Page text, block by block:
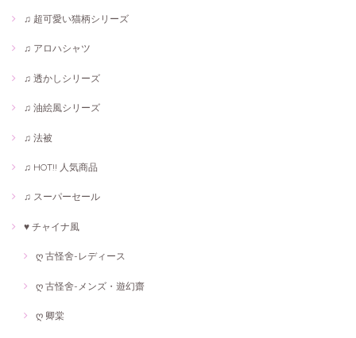
♫ 超可愛い猫柄シリーズ
♫ アロハシャツ
♫ 透かしシリーズ
♫ 油絵風シリーズ
♫ 法被
♫ HOT!! 人気商品
♫ スーパーセール
♥ チャイナ風
ღ 古怪舍-レディース
ღ 古怪舍-メンズ・遊幻齋
ღ 卿棠